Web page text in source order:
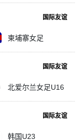
国际友谊
柬埔寨女足
国际友谊
北爱尔兰女足U16
国际友谊
韩国U23